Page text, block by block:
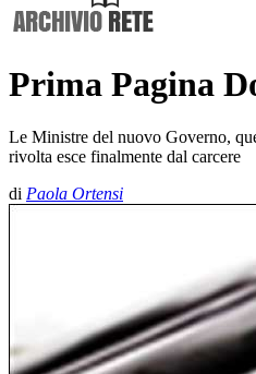
Prima Pagina
Le Ministre del nuovo Governo,
rivolta esce finalmente dal carcere
di Paola Ortensi